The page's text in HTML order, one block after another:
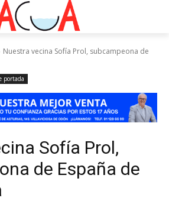
Nuestra vecina Sofía Prol, subcampeona de
portada
Sofía Prol,
de España de